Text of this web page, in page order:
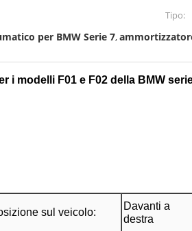
Tipo:
per BMW Serie 7,
modelli F01 e F02 della BMW
sul veicolo:
Davanti a
destra